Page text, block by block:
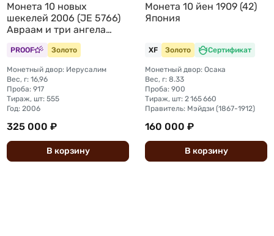
Монета 10 новых
шекелей 2006 (JE 5766)
Авраам и три ангела
Библейское искусство
Израиль
PROOF Золото
Монетный двор: Иерусалим
Вес, г: 16,96
Проба: 917
Тираж, шт: 555
Год: 2006
325 000 ₽
В корзину
Монета 10 йен 1909 (42)
Япония
XF Золото Сертификат
Монетный двор: Осака
Вес, г: 8.33
Проба: 900
Тираж, шт: 2 165 660
Правитель: Мэйдзи (1867-1912)
160 000 ₽
В корзину